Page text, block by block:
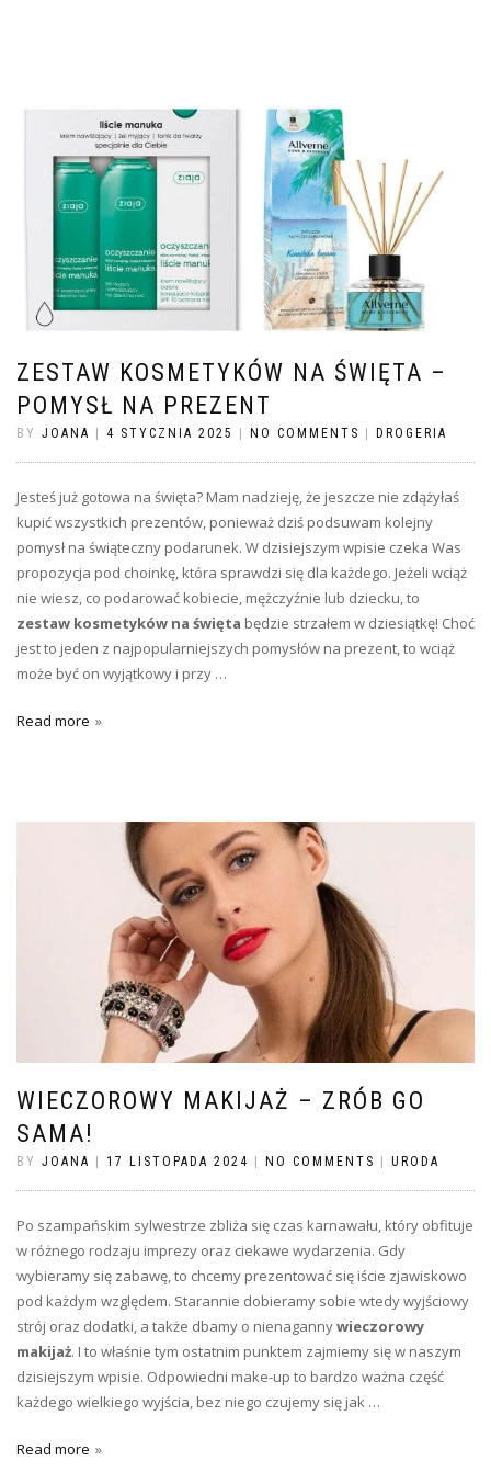
ZESTAW KOSMETYKÓW NA ŚWIĘTA –
POMYSŁ NA PREZENT
BY JOANA 4 STYCZNIA 2025 NO COMMENTS DROGERIA
Jesteś już gotowa na święta? Mam nadzieję, że jeszcze nie zdążyłaś
kupić wszystkich prezentów, ponieważ dziś podsuwam kolejny
pomysł na świąteczny podarunek. W dzisiejszym wpisie czeka Was
propozycja pod choinkę, która sprawdzi się dla każdego. Jeżeli wciąż
nie wiesz, co podarować kobiecie, mężczyźnie lub dziecku, to
zestaw kosmetyków na święta będzie strzałem w dziesiątkę! Choć
jest to jeden z najpopularniejszych pomysłów na prezent, to wciąż
może być on wyjątkowy i przy …
Read more
WIECZOROWY MAKIJAŻ – ZRÓB GO
SAMA!
BY JOANA 17 LISTOPADA 2024 NO COMMENTS URODA
Po szampańskim sylwestrze zbliża się czas karnawału, który obfituje
w różnego rodzaju imprezy oraz ciekawe wydarzenia. Gdy
wybieramy się zabawę, to chcemy prezentować się iście zjawiskowo
pod każdym względem. Starannie dobieramy sobie wtedy wyjściowy
strój oraz dodatki, a także dbamy o nienagannywieczorowy
makijaż. I to właśnie tym ostatnim punktem zajmiemy się w naszym
dzisiejszym wpisie. Odpowiedni make-up to bardzo ważna część
każdego wielkiego wyjścia, bez niego czujemy się jak …
Read more